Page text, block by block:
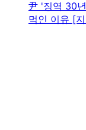
尹 '징역 30
먹인 이유 [